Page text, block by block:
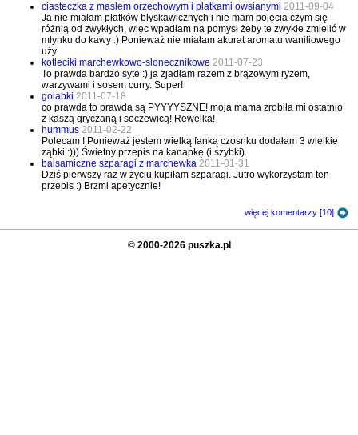
ciasteczka z maslem orzechowym i platkami owsianymi 2011-09-04
Ja nie miałam płatków błyskawicznych i nie mam pojęcia czym się
różnią od zwykłych, więc wpadłam na pomysł żeby te zwykłe zmielić w
młynku do kawy :) Ponieważ nie miałam akurat aromatu waniliowego
uży
kotleciki marchewkowo-slonecznikowe 2011-07-23
To prawda bardzo syte :) ja zjadłam razem z brązowym ryżem,
warzywami i sosem curry. Super!
golabki 2011-07-18
co prawda to prawda są PYYYYSZNE! moja mama zrobiła mi ostatnio
z kaszą gryczaną i soczewicą! Rewelka!
hummus 2011-02-22
Polecam ! Ponieważ jestem wielką fanką czosnku dodałam 3 wielkie
ząbki :))) Świetny przepis na kanapkę (i szybki).
balsamiczne szparagi z marchewka 2011-01-31
Dziś pierwszy raz w życiu kupiłam szparagi. Jutro wykorzystam ten
przepis :) Brzmi apetycznie!
więcej komentarzy [10]
© 2000-2026 puszka.pl